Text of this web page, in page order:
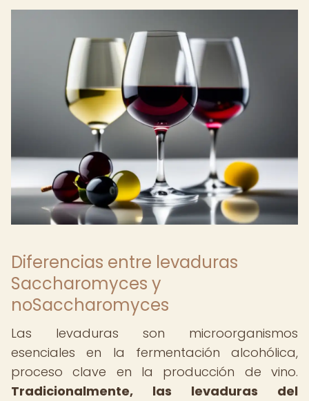
Diferencias entre levaduras
Saccharomyces y
noSaccharomyces
Las levaduras son microorganismos
esenciales en la fermentación alcohólica,
proceso clave en la producción de vino.
Tradicionalmente, las levaduras del